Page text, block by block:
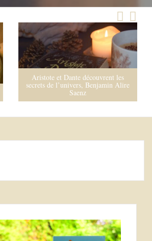
La Splendeur de Cavendon Hall,
Barbara Taylor Bradford